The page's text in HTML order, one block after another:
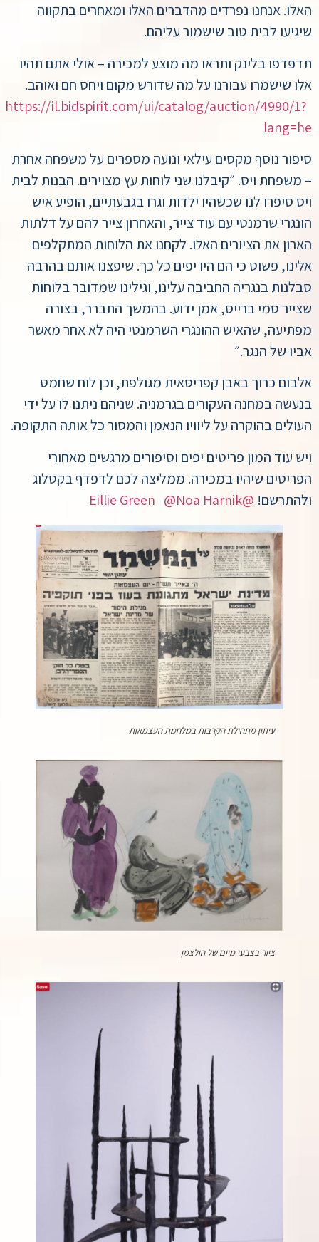
האלו. אנחנו נפרדים מהדברים האלו ומאחרים בתקווה
שיגיעו לבית טוב שישמור עליהם.
תדפדפו בלינק ותראו מה מוצע למכירה – אולי אתם תהיו
אלו שישמרו עבורנו על מה שדורש מקום ויחס חם ואוהב.
https://il.bidspirit.com/ui/catalog/auction/4990/1?
lang=he
סיפור נוסף מקסים עילאי ונועה מספרים על משפחה אחרת
– משפחת ויס. ״קיבלנו שני לוחות עץ מצוירים. הבנות לבית
ויס סיפרו לנו שכשהיו ילדות וגרו בגבעתיים, הופיע איש
הונגרי שרמנטי עם עוד צייר, והאחרון צייר להם על דלתות
הארון את הציורים האלו. לקחנו את הלוחות המתקלפים
אלינו, פשוט כי הם היו יפים כל כך. שיפצנו אותם בהרבה
סבלנות בנגריה החביבה עלינו, וגילינו שמדובר בלוחות
שצייר סמי ברייס, אמן ידוע. בהמשך התברר, בצורה
מפתיעה, שהאיש ההונגרי השרמנטי היה לא אחר מאשר
אביו של הנגר.״
אלבום כרוך באבן קפריסאית מגולפת, וכן לוח שחמט
בנעשה במחנה העקורים בגרמניה. שניהם ניתנו לו על ידי
העולים בהוקרה על ליוויו הנאמן והמסור כל אותה התקופה.
ויש עוד המון פריטים יפים וסיפורים מרגשים מאחורי
הפריטים שיהיו במכירה. ממליצה לכם לדפדף בקטלוג
ולהתרשם! @Eillie Green
@Noa Harnik
עיתון מתחילת הקרבות במלחמת העצמאות
ציור בצבעי מיים של הולצמן